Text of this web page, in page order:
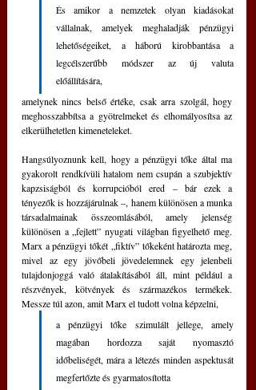
És amikor a nemzetek olyan kiadásokat
vállalnak, amelyek meghaladják pénzügyi
lehetőségeiket, a háború kirobbantása a
legcélszerűbb módszer az új valuta
előállítására,
amelynek nincs belső értéke, csak arra szolgál, hogy
meghosszabbítsa a gyötrelmeket és elhomályosítsa az
elkerülhetetlen kimeneteleket.
Hangsúlyoznunk kell, hogy a pénzügyi tőke által ma
gyakorolt rendkívüli hatalom nem csupán a szubjektív
kapzsiságból és korrupcióból ered – bár ezek a
tényezők is hozzájárulnak –, hanem különösen a munka
társadalmainak összeomlásából, amely jelenség
különösen a „fejlett” nyugati világban figyelhető meg.
Marx a pénzügyi tőkét „fiktív” tőkeként határozta meg,
mivel az egy jövőbeli jövedelemnek egy jelenbeli
tulajdonjoggá való átalakításából áll, mint például a
részvények, kötvények és származékos termékek.
Messze túl azon, amit Marx el tudott volna képzelni,
a pénzügyi tőke szimulált jellege, amely
magában hordozza saját nyomasztó
időbeliségét, mára a létezés minden aspektusát
megfertőzte és gyarmatosította